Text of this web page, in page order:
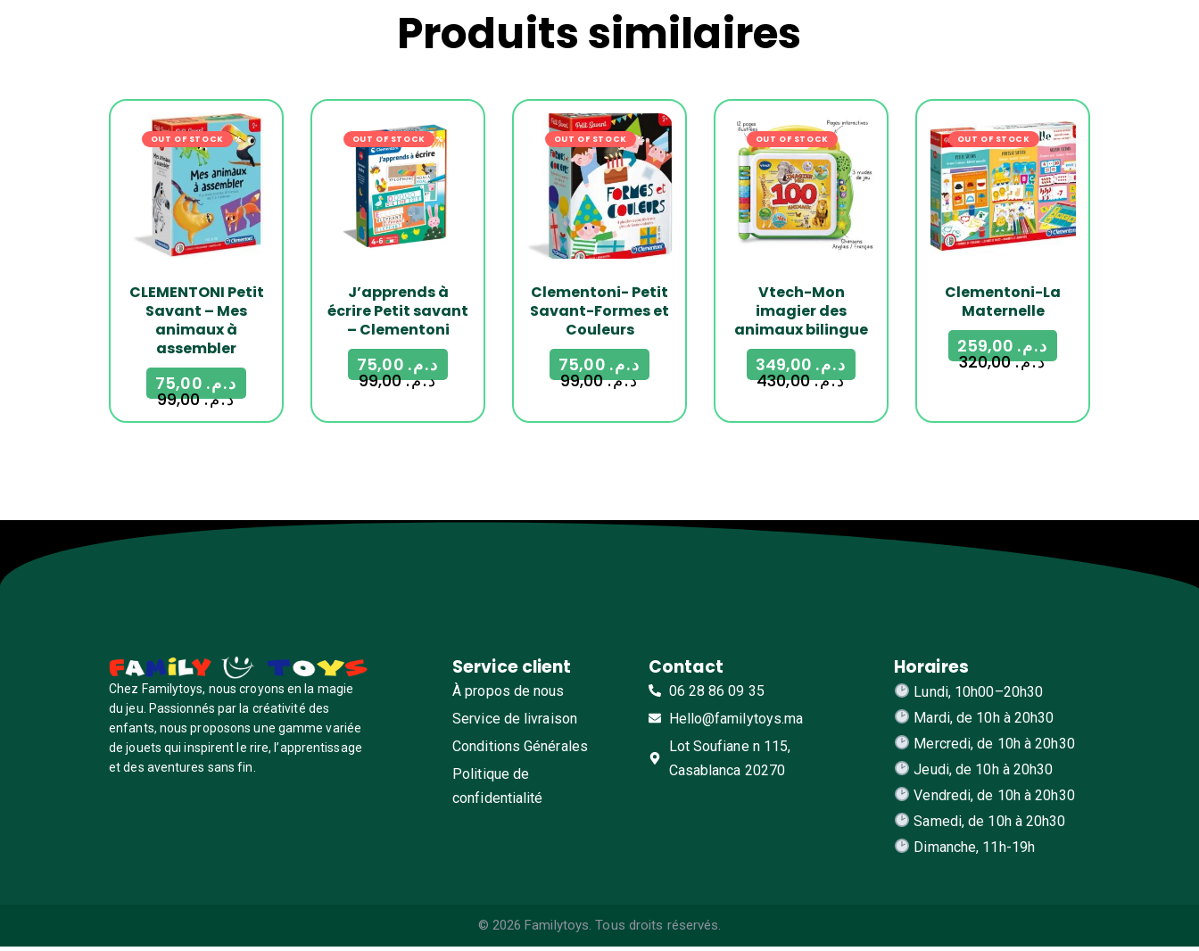
Produits similaires
OUT OF STOCK-24%
CLEMENTONI Petit
Savant – Mes
animaux à
assembler
د.م.99,00
د.م.
OUT OF STOCK-24%
J’apprends à
écrire Petit savant
– Clementoni
د.م.99,00
د.م.
OUT OF STOCK-24%
Clementoni- Petit
Savant-Formes et
Couleurs
د.م.99,00
د.م.
OUT OF STOCK-19%
Vtech-Mon
imagier des
animaux bilingue
د.م.430,00
د.م.
OUT OF STOCK-19%
Clementoni-La
Maternelle
د.م.320,00
د.م.
Chez Familytoys, nous croyons en la magie
du jeu. Passionnés par la créativité des
enfants, nous proposons une gamme variée
de jouets qui inspirent le rire, l’apprentissage
et des aventures sans fin.
Service client
À propos de nous
Service de livraison
Conditions Générales
Politique de
confidentialité
Contact
06 28 86 09 35
Hello@familytoys.ma
Lot Soufiane n 115,
Casablanca 20270
Horaires
Lundi, 10h00–20h30
Mardi, de 10h à 20h30
Mercredi, de 10h à 20h30
Jeudi, de 10h à 20h30
Vendredi, de 10h à 20h30
Samedi, de 10h à 20h30
Dimanche, 11h-19h
© 2026 Familytoys. Tous droits réservés.